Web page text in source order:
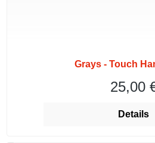
Grays - Touch
25,00
Details